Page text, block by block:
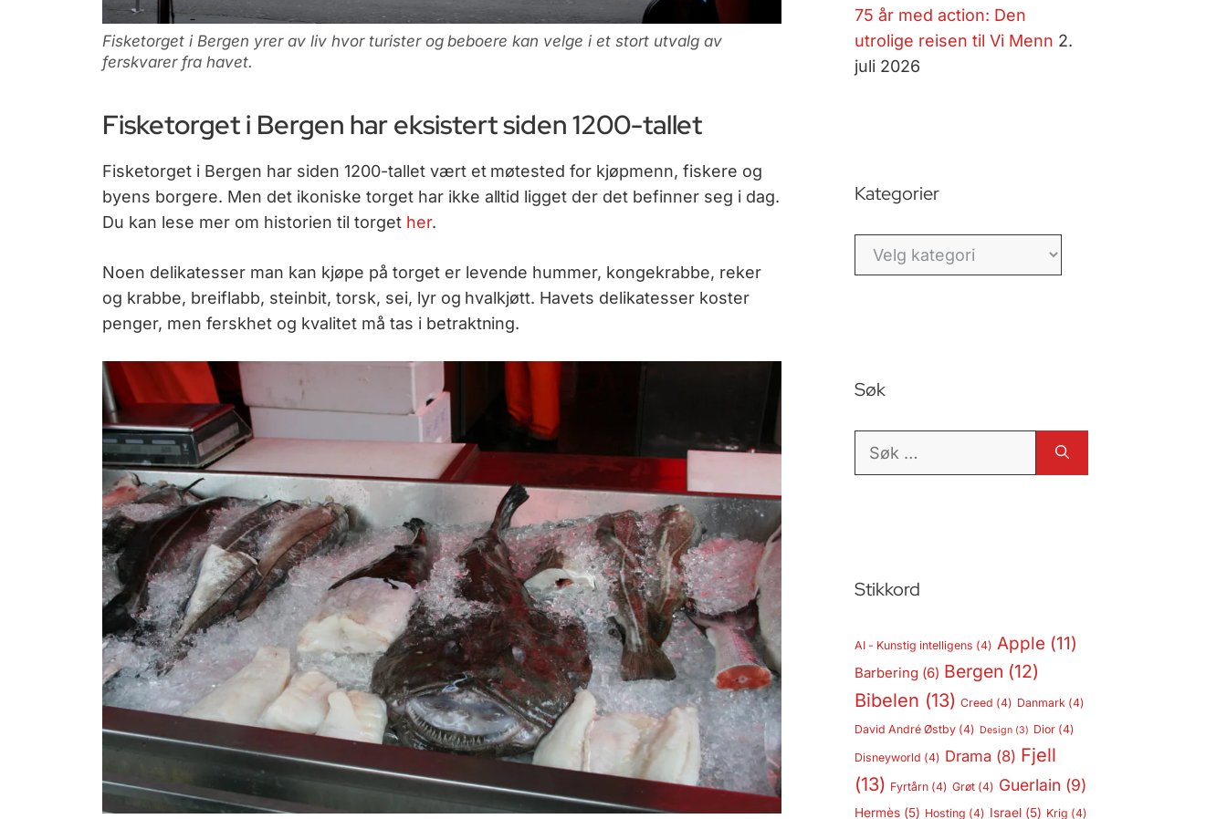
Fisketorget i Bergen yrer av liv hvor turister og beboere kan velge i et stort utvalg av
ferskvarer fra havet.
Fisketorget i Bergen har eksistert siden 1200-tallet
Fisketorget i Bergen har siden 1200-tallet vært et møtested for kjøpmenn, fiskere og
byens borgere. Men det ikoniske torget har ikke alltid ligget der det befinner seg i dag.
Du kan lese mer om historien til torget her.
Noen delikatesser man kan kjøpe på torget er levende hummer, kongekrabbe, reker
og krabbe, breiflabb, steinbit, torsk, sei, lyr og hvalkjøtt. Havets delikatesser koster
penger, men ferskhet og kvalitet må tas i betraktning.
75 år med action: Den
utrolige reisen til Vi Menn 2.
juli 2026
Kategorier
Kategorier
Søk
Søk
Stikkord
AI - Kunstig intelligens (4) Apple (11)
Barbering (6) Bergen (12)
Bibelen (13) Creed (4) Danmark (4)
David André Østby(4) Design(3) Dior(4)
Disneyworld (4) Drama (8) Fjell
(13) Fyrtårn(4) Grøt(4) Guerlain (9)
Hermès(5) Hosting (4) Israel(5) Krig (4)